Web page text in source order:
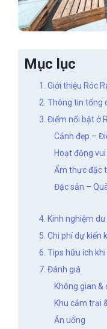
Mục lục
1. Giới thiệu Róc
2. Thông tin tổng
3. Điểm nổi bật ở
Cảnh đẹp –
Hoạt động
Ẩm thực đặc
Đặc sản –
4. Kinh nghiệm
5. Chi phí dự kiến
6. Tips hữu ích
7. Đánh giá
Không gian &
Khu cắm trại
Ăn uống